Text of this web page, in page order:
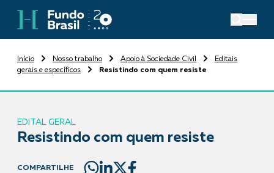
Início Nosso trabalho Apoio à Sociedade Civil
Editais
gerais e específicos
Resistindo com quem resiste
EDITAL GERAL
Resistindo com quem resiste
COMPARTILHE